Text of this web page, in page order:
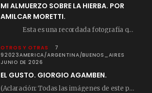
MI ALMUERZO SOBRE LA HIERBA. POR
AMILCAR MORETTI.
Esta es una recordada fotografía que registré…
OTROS Y OTRAS
7
92023AMERICA/ARGENTINA/BUENOS_AIRES
JUNIO DE 2026
EL GUSTO. GIORGIO AGAMBEN.
(Aclaración: Todas las imágenes de este posteo fueron tomadas de Bloghemia.com, y todos los…